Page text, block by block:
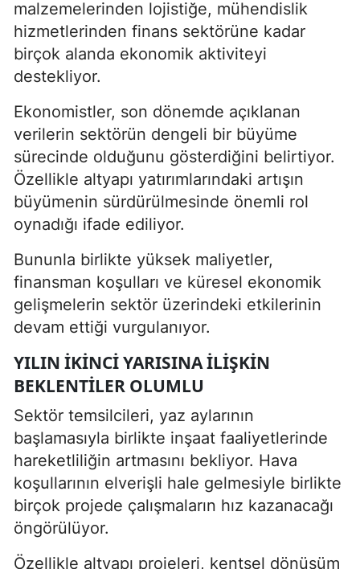
malzemelerinden lojistiğe, mühendislik
hizmetlerinden finans sektörüne kadar
birçok alanda ekonomik aktiviteyi
destekliyor.
Ekonomistler, son dönemde açıklanan
verilerin sektörün dengeli bir büyüme
sürecinde olduğunu gösterdiğini belirtiyor.
Özellikle altyapı yatırımlarındaki artışın
büyümenin sürdürülmesinde önemli rol
oynadığı ifade ediliyor.
Bununla birlikte yüksek maliyetler,
finansman koşulları ve küresel ekonomik
gelişmelerin sektör üzerindeki etkilerinin
devam ettiği vurgulanıyor.
YILIN IKINCI YARISINA ILIŞKIN
BEKLENTILER OLUMLU
Sektör temsilcileri, yaz aylarının
başlamasıyla birlikte inşaat faaliyetlerinde
hareketliliğin artmasını bekliyor. Hava
koşullarının elverişli hale gelmesiyle birlikte
birçok projede çalışmaların hız kazanacağı
öngörülüyor.
Özellikle altyapı projeleri, kentsel dönüşüm